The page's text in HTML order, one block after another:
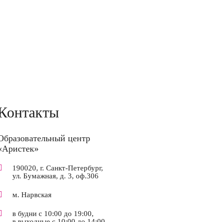
центр
190020, г. Санкт-Петербург,
ул. Бумажная, д. 3, оф.306
м. Нарвская
в будни с 10:00 до 19:00,